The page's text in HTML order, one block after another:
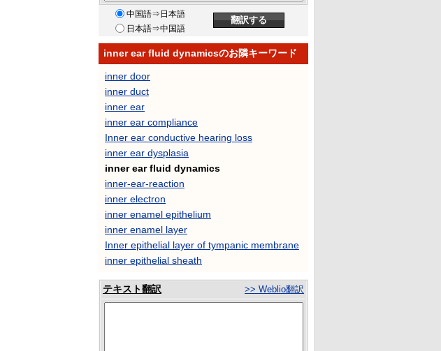
中国語⇒日本語
日本語⇒中国語
inner ear fluid dynamicsのお隣キーワード
inner door
inner duct
inner ear
inner ear compliance
Inner ear conductive hearing loss
inner ear dysplasia
inner ear fluid dynamics
inner-ear-reaction
inner electron
inner enamel epithelium
inner enamel layer
Inner epithelial layer of tympanic membrane
inner epithelial sheath
テキスト翻訳 >> Weblio翻訳